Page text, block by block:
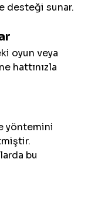
desteği sunar.
oyun veya
hattınızla
yöntemini
bu